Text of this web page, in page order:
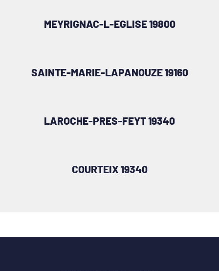
MEYRIGNAC-L-EGLISE 19800
SAINTE-MARIE-LAPANOUZE 19160
LAROCHE-PRES-FEYT 19340
COURTEIX 19340